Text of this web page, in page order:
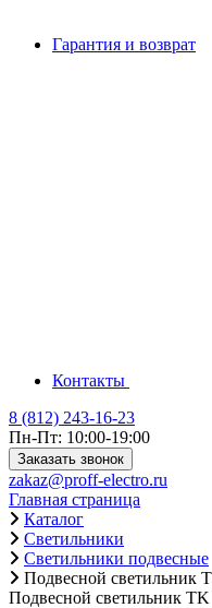
Гарантия и возврат
Контакты
8 (812) 243-16-23
Пн-Пт: 10:00-19:00
Заказать звонок
zakaz@proff-electro.ru
Главная страница
Каталог
Светильники
Светильники подвесные
Подвесной светильник
Подвесной светильник